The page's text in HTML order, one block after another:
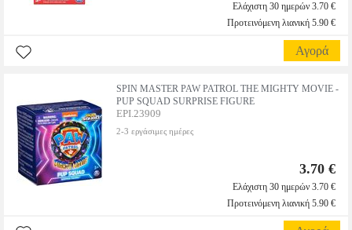
Ελάχιστη 30 ημερών 3.70 €
Προτεινόμενη λιανική 5.90 €
Αγορά
SPIN MASTER PAW PATROL THE MIGHTY MOVIE -
PUP SQUAD SURPRISE FIGURE
EPI.23909
2-3 εργάσιμες ημέρες
3.70 €
Ελάχιστη 30 ημερών 3.70 €
Προτεινόμενη λιανική 5.90 €